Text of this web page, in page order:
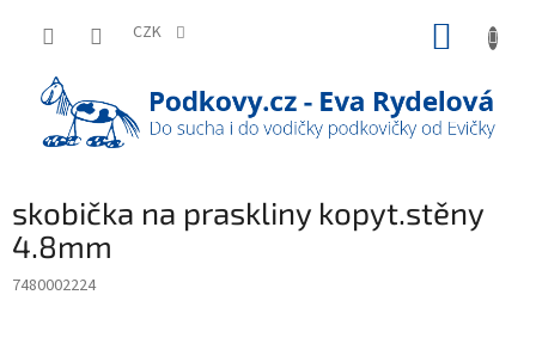
CZK
skobička na praskliny kopyt.stěny
4.8mm
7480002224